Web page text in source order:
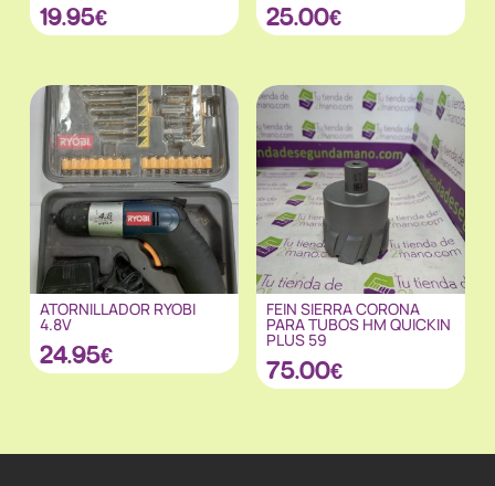
19.95€ 25.00€
ATORNILLADOR RYOBI
4.8V
24.95€
FEIN SIERRA CORONA
PARA TUBOS HM QUICKIN
PLUS 59
75.00€